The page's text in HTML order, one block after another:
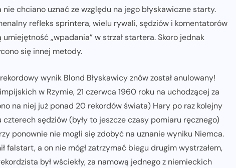
chciano uznać ze względu na jego błyskawiczne starty.
refleks sprintera, wielu rywali, sędziów i komentatorów
„wpadania” w strzał startera. Skoro jednak
się innej metody.
wynik Blond Błyskawicy znów został anulowany!
w Rzymie, 21 czerwca 1960 roku na uchodzącej za
na niej już ponad 20 rekordów świata) Hary po raz kolejny
sędziów (były to jeszcze czasy pomiaru ręcznego)
ponownie nie mogli się zdobyć na uznanie wyniku Niemca.
falstart, a on nie mógł zatrzymać biegu drugim wystrzałem,
był wściekły, za namową jednego z niemieckich